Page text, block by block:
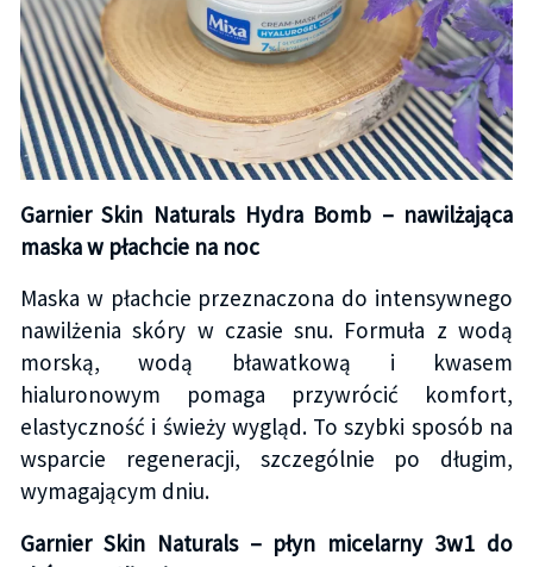
Garnier Skin Naturals Hydra Bomb – nawilżająca
maska w płachcie na noc
Maska w płachcie przeznaczona do intensywnego
nawilżenia skóry w czasie snu. Formuła z wodą
morską, wodą bławatkową i kwasem
hialuronowym pomaga przywrócić komfort,
elastyczność i świeży wygląd. To szybki sposób na
wsparcie regeneracji, szczególnie po długim,
wymagającym dniu.
Garnier Skin Naturals – płyn micelarny 3w1 do